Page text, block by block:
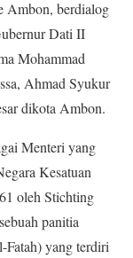
Ambon, berdialog
Dati II
Mohammad
Ahmad Syukur
dikota Ambon.
Menteri yang
Kesatuan
oleh Stichting
panitia
Fatah) yang terdiri